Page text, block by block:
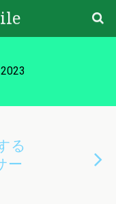
る
ー